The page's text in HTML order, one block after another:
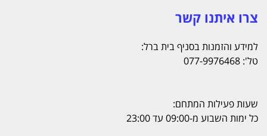
צרו איתנו קשר
למידע והזמנות בסניף בית ברל:
טל': 077-9976468
שעות פעילות המתחם:
כל ימות השבוע מ-09:00 עד 23:00